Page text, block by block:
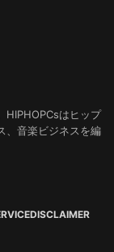
HIPHOPCsはヒップ
、音楽ビジネスを編
DISCLAIMER